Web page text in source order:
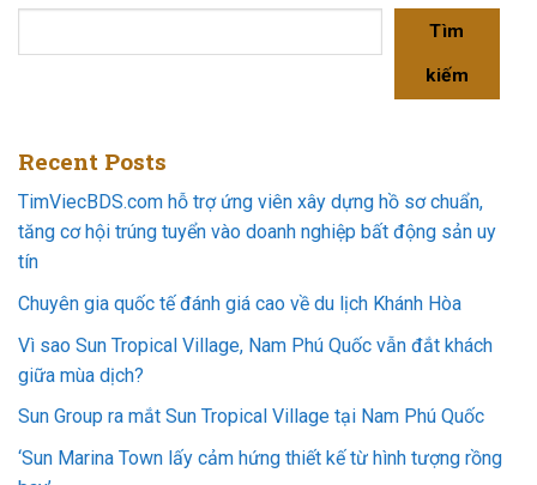
Tìm
kiếm
Recent Posts
TimViecBDS.com hỗ trợ ứng viên xây dựng hồ sơ chuẩn,
tăng cơ hội trúng tuyển vào doanh nghiệp bất động sản uy
tín
Chuyên gia quốc tế đánh giá cao về du lịch Khánh Hòa
Vì sao Sun Tropical Village, Nam Phú Quốc vẫn đắt khách
giữa mùa dịch?
Sun Group ra mắt Sun Tropical Village tại Nam Phú Quốc
‘Sun Marina Town lấy cảm hứng thiết kế từ hình tượng rồng